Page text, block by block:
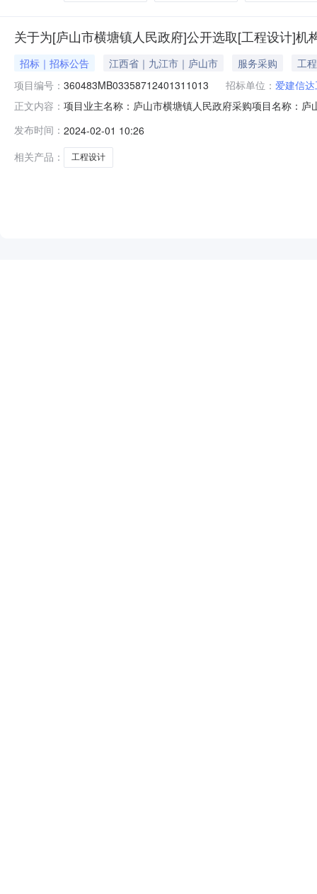
关于为[庐山市横塘镇人民政府]公开选取[工程设计]机
招标｜招标公告 江西省｜九江市｜庐山市 服务采购
工程
项目编号： 360483MB03358712401311013 招标单位： 爱建信
正文内容： 项目业主名称：庐山市横塘镇人民政府采购项目名称：
费用。服务内容：对该示范点所有工程进行设计，出具
发布时间： 2024-02-01 10:26
相关产品：
工程设计